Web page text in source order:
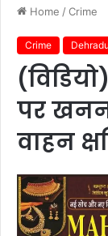
Home /Crime
Crime
पर
वाहन